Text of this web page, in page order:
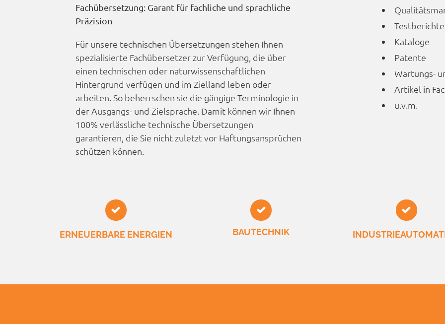
Fach­übersetzung: Garant für fachliche und sprachliche
Präzision
Für unsere technischen Übersetzungen stehen Ihnen
spezialisierte Fachübersetzer zur Verfügung, die über
einen technischen oder natur­wissen­schaftlichen
Hintergrund verfügen und im Zielland leben oder
arbeiten. So beherrschen sie die gängige Terminologie in
der Ausgangs- und Zielsprache. Damit können wir Ihnen
100% verlässliche technische Übersetzungen
garantieren, die Sie nicht zuletzt vor Haftungs­ansprüchen
schützen können.
Testberichte
Kataloge
Patente
Wartungs-
Artikel in
u.v.m.
ERNEUER­BARE ENERGIEN BAUTECHNIK